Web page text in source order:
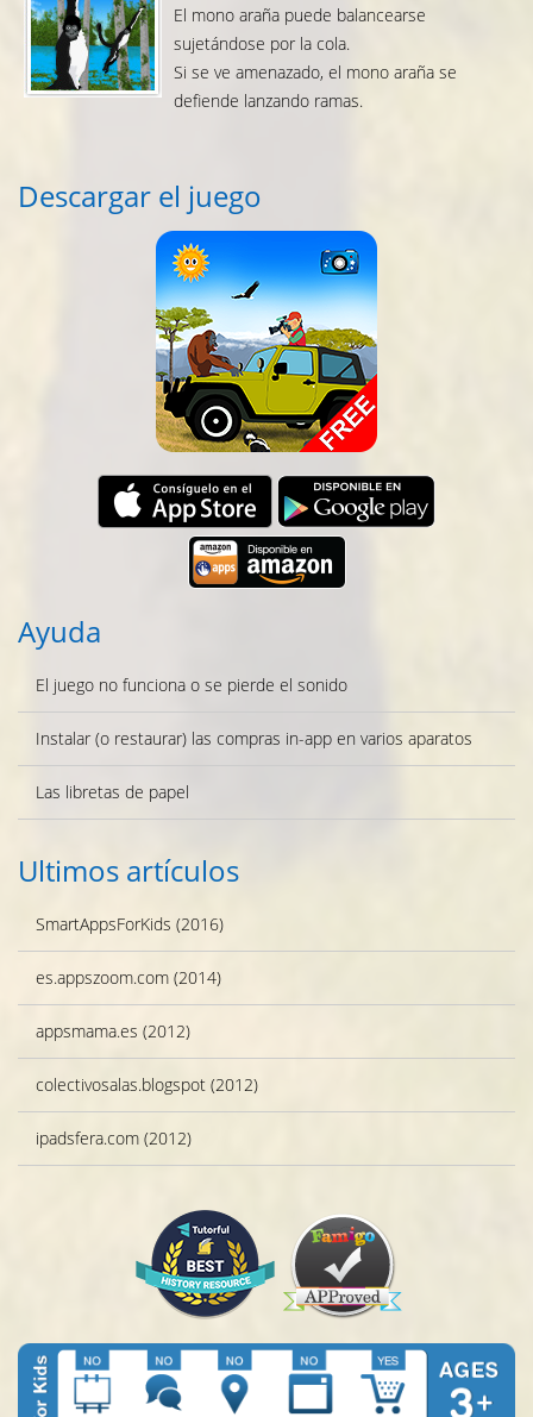
El mono araña puede balancearse
sujetándose por la cola.
Si se ve amenazado, el mono araña se
defiende lanzando ramas.
Descargar el juego
Ayuda
El juego no funciona o se pierde el sonido
Instalar (o restaurar) las compras in-app en varios aparatos
Las libretas de papel
Ultimos artículos
SmartAppsForKids (2016)
es.appszoom.com (2014)
appsmama.es (2012)
colectivosalas.blogspot (2012)
ipadsfera.com (2012)